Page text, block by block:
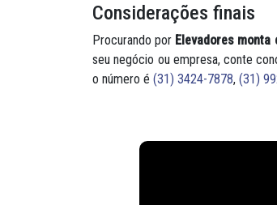
Considerações finais
Procurando por Elevadores
seu negócio ou empresa, conte
o número é (31) 3424-7878, (31)